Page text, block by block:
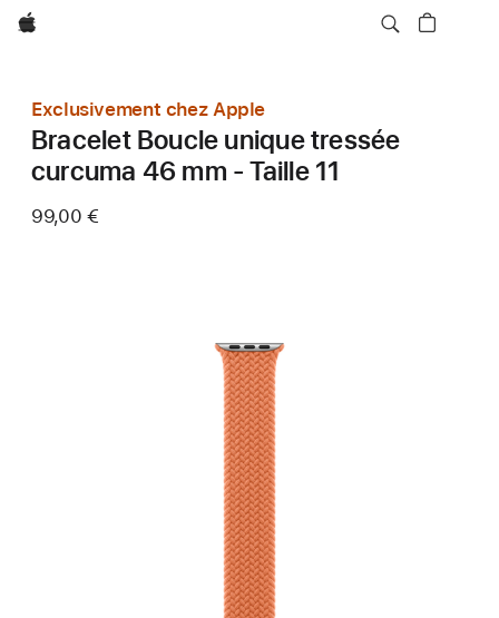
Apple
Exclusivement chez Apple
Bracelet Boucle unique tressée
curcuma 46 mm - Taille 11
99,00 €